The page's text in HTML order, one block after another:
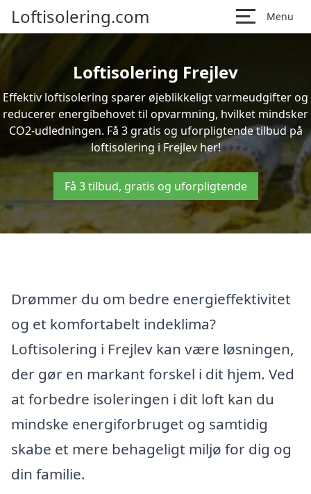
Loftisolering.com Menu
Loftisolering Frejlev
Effektiv loftisolering sparer øjeblikkeligt varmeudgifter og
reducerer energibehovet til opvarmning, hvilket mindsker
CO2-udledningen. Få 3 gratis og uforpligtende tilbud på
loftisolering i Frejlev her!
Få 3 tilbud, gratis og uforpligtende
Drømmer du om bedre energieffektivitet
og et komfortabelt indeklima?
Loftisolering i Frejlev kan være løsningen,
der gør en markant forskel i dit hjem. Ved
at forbedre isoleringen i dit loft kan du
mindske energiforbruget og samtidig
skabe et mere behageligt miljø for dig og
din familie.